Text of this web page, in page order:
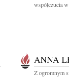
współczucia
ANNA
Z ogromnym